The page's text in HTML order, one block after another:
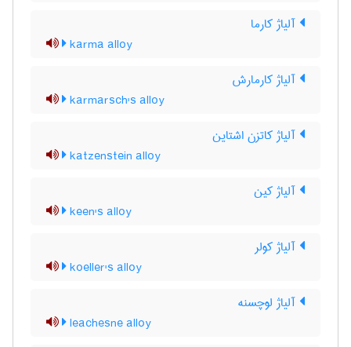
آلیاژ کارما
karma alloy
آلیاژ کارمارش
karmarsch's alloy
آلیاژ کاتزن اشتاین
katzenstein alloy
آلیاژ کین
keen's alloy
آلیاژ کولر
koeller's alloy
آلیاژ لوچسنه
leachesne alloy